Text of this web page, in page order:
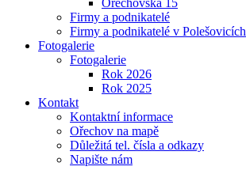
Orechovská 15
Firmy a podnikatelé
Firmy a podnikatelé v Polešovicích
Fotogalerie
Fotogalerie
Rok 2026
Rok 2025
Kontakt
Kontaktní informace
Ořechov na mapě
Důležitá tel. čísla a odkazy
Napište nám